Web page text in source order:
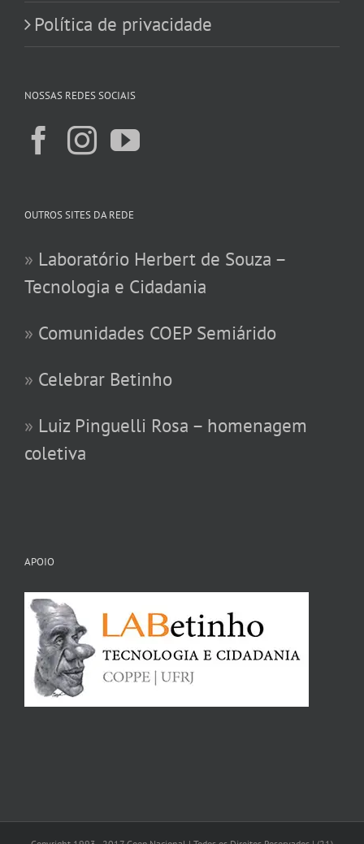
Política de privacidade
NOSSAS REDES SOCIAIS
OUTROS SITES DA REDE
» Laboratório Herbert de Souza –
Tecnologia e Cidadania
» Comunidades COEP Semiárido
» Celebrar Betinho
» Luiz Pinguelli Rosa – homenagem
coletiva
APOIO